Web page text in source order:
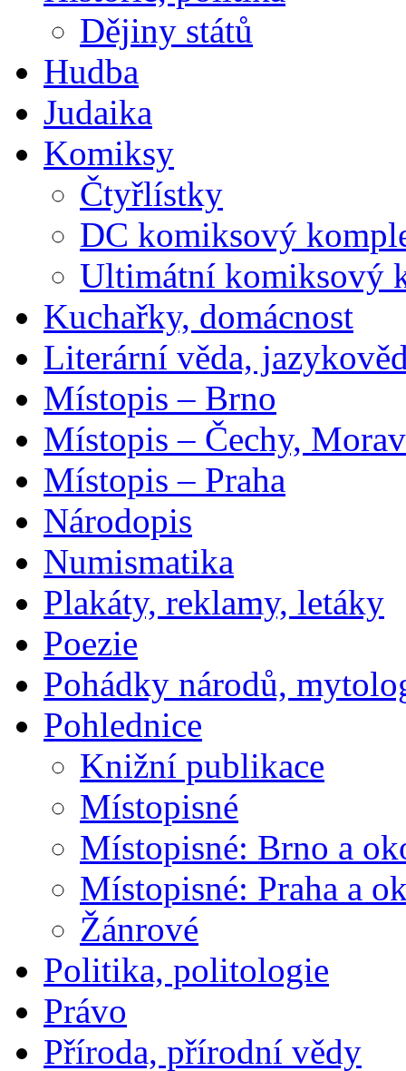
Dějiny států
Hudba
Judaika
Komiksy
Čtyřlístky
DC komiksový
Ultimátní komiksový
Kuchařky, domácnost
Literární věda,
Místopis – Brno
Místopis – Čechy,
Místopis – Praha
Národopis
Numismatika
Plakáty, reklamy, letáky
Poezie
Pohádky národů,
Pohlednice
Knižní publikace
Místopisné
Místopisné: Brno a
Místopisné: Praha a
Žánrové
Politika, politologie
Právo
Příroda, přírodní vědy